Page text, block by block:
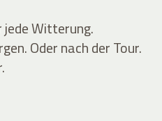
Witterung.
Oder nach der Tour.